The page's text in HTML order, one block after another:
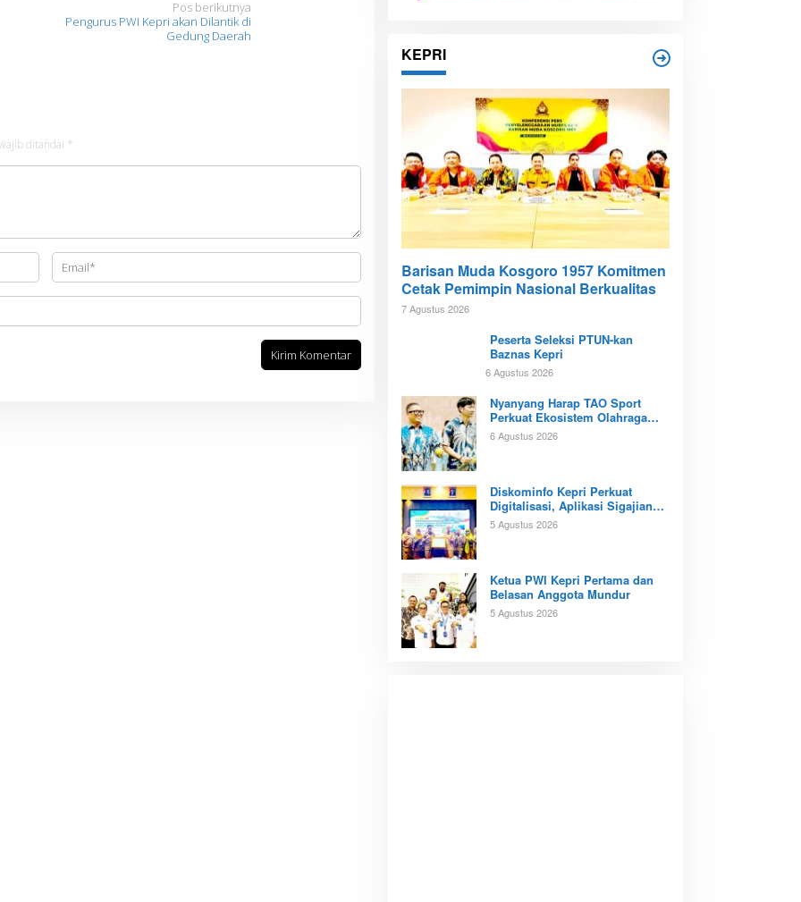
Pos berikutnya
Pengurus PWI Kepri akan Dilantik di
Gedung Daerah
ditandai *
KEPRI
Barisan Muda Kosgoro 1957 Komitmen
Cetak Pemimpin Nasional Berkualitas
7 Agustus 2026
Peserta Seleksi PTUN-kan
Baznas Kepri
6 Agustus 2026
Nyanyang Harap TAO Sport
Perkuat Ekosistem Olahraga
Padel di Kota Batam
6 Agustus 2026
Diskominfo Kepri Perkuat
Digitalisasi, Aplikasi Sigajian
Sudah Terintegrasi TTE
5 Agustus 2026
Ketua PWI Kepri Pertama dan
Belasan Anggota Mundur
5 Agustus 2026